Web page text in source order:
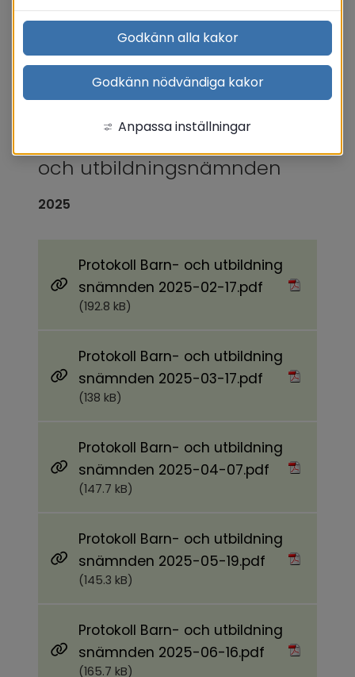
Barn- och
utbildningsnämnden
Äldre protokoll från barn-
och utbildningsnämnden
2025
Protokoll Barn- och utbildning
snämnden 2025-02-17.pdf Pdf, 192.8 kB.
(192.8 kB)
Protokoll Barn- och utbildning
snämnden 2025-03-17.pdf Pdf, 138 kB.
(138 kB)
Protokoll Barn- och utbildning
snämnden 2025-04-07.pdf Pdf, 147.7 kB.
(147.7 kB)
Protokoll Barn- och utbildning
snämnden 2025-05-19.pdf Pdf, 145.3 kB.
(145.3 kB)
Protokoll Barn- och utbildning
snämnden 2025-06-16.pdf Pdf, 165.7 kB.
(165.7 kB)
Godkänn alla kakor
Godkänn nödvändiga kakor
Anpassa inställningar